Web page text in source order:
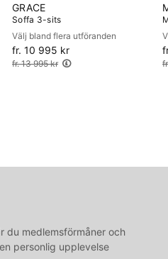
GRACE
Soffa 3-sits
Välj bland flera utföranden
fr. 10 995 kr
Ordinarie pris:
fr. 13 995 kr
du medlemsförmåner och
personlig upplevelse